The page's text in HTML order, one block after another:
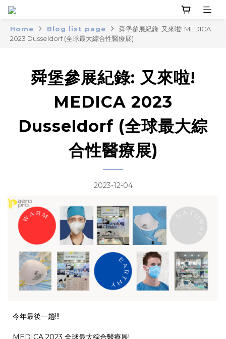
Home Blog list page
舜堡參展紀錄: 又來啦! MEDICA
2023 Dusseldorf (全球最大綜合性醫療展)
舜堡參展紀錄: 又來啦!
MEDICA 2023
Dusseldorf (全球最大綜
合性醫療展)
2023-12-04
今年最後一趟!!!
MEDICA 2023 全球最大綜合醫療展!